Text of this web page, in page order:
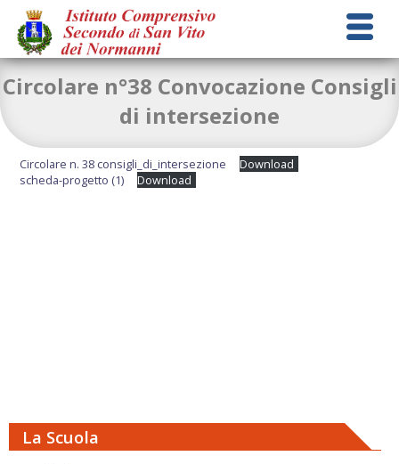
La Scuola
Circolare n°38 Convocazione Consigli
di intersezione
Circolare n. 38 consigli_di_intersezione
Download
scheda-progetto (1)
Download